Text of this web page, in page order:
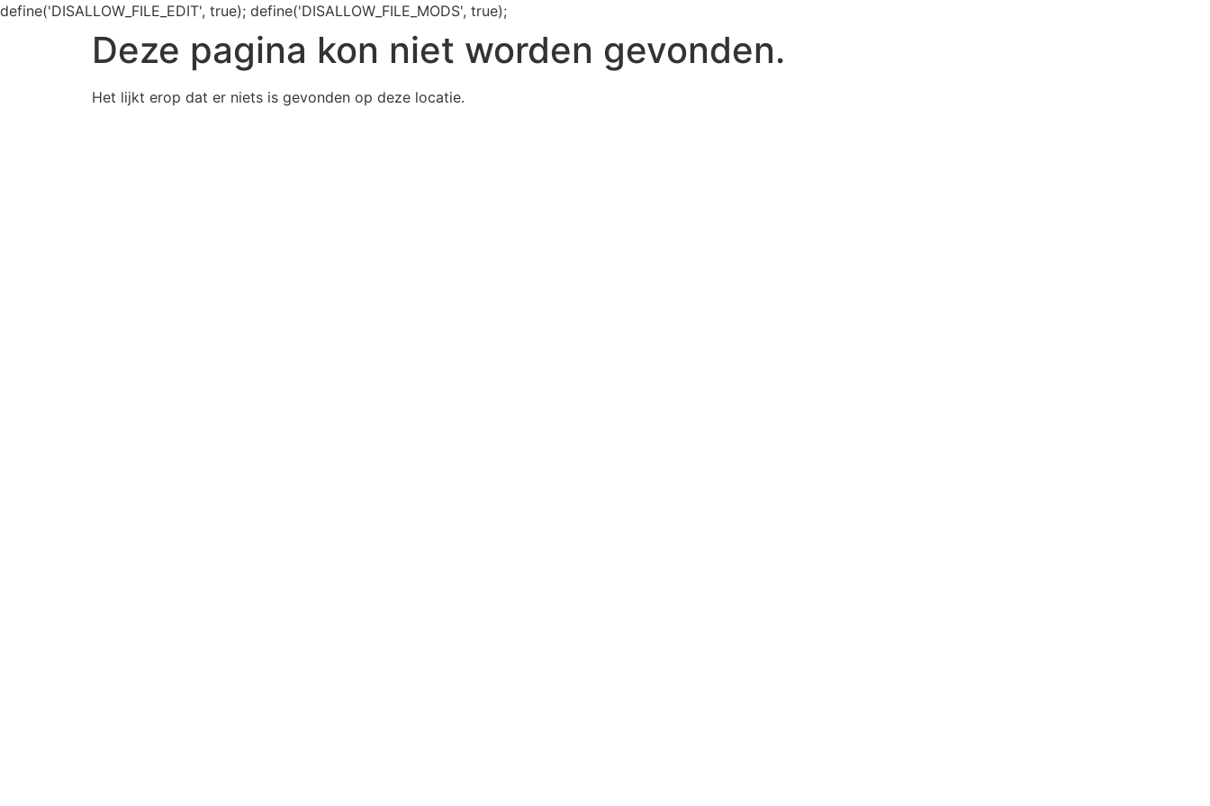
define('DISALLOW_FILE_EDIT', true); define('DISALLOW_FILE_MODS', true);
Deze pagina kon niet worden gevonden.
Het lijkt erop dat er niets is gevonden op deze locatie.